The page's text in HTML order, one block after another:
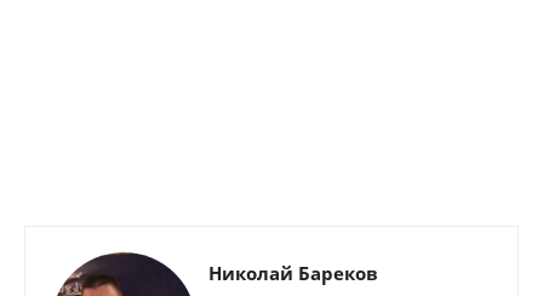
Николай Бареков